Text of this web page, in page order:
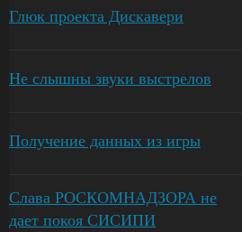
Глюк проекта Дискавери
Не слышны звуки выстрелов
Получение данных из игры
Слава РОСКОМНАДЗОРА не
дает покоя СИСИПИ